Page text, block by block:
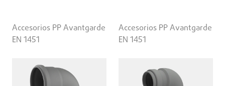
Accesorios PP Avantgarde
EN 1451
Accesorios PP Avantgarde
EN 1451